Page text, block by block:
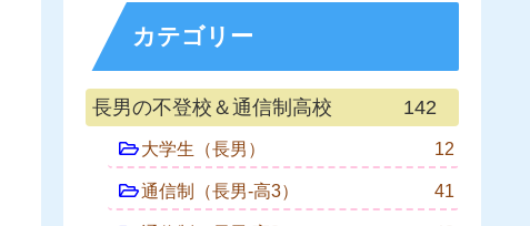
カテゴリー
長男の不登校＆通信制高校 142
大学生（長男） 12
通信制（長男-高3） 41